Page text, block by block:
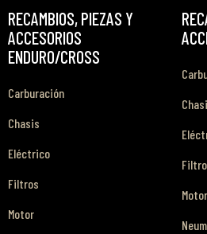
RECAMBIOS, PIEZAS Y
ACCESORIOS
ENDURO/CROSS
Carburación
Chasis
Eléctrico
Filtros
Motor
Motor